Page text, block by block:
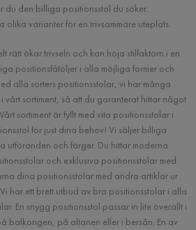
du den billiga positionsstol du söker.
olika varianter för en trivsammare uteplats.
rätt ökar trivseln och kan höja stilfaktorn i en
positionsfåtöljer i alla möjliga former och
alla sorters positionsstolar, vi har många
sortiment, så att du garanterat hittar något
sortiment är fyllt med vita positionsstolar i
för just dina behov! Vi säljer billiga
utföranden och färger. Du hittar moderna
och exklusiva positionsstolar med
dina positionsstolar med andra artiklar ur
har ett brett utbud av bra positionsstolar i alla
En snygg positionsstol passar in lite överallt i
balkongen, på altanen eller i bersån. En av